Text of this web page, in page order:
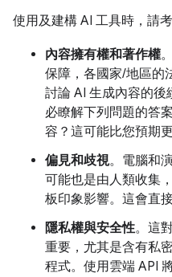
使用及建構 AI 工具時，請
內容擁有權和著作權。
保障，各國家/地區的
討論 AI 生成內容的後
必瞭解下列問題的答
容？這可能比您預期
偏見和歧視。電腦和
可能也是由人類收集
板印象影響。這會直
隱私權與安全性。這
重要，尤其是含有私
程式。使用雲端 API